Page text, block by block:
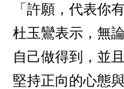
「許願，代表你
杜玉鸞表示，無
自己做得到，並
堅持正向的心態